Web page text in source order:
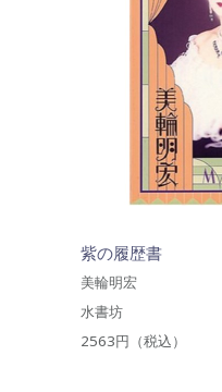
紫の履歴書
美輪明宏
水書坊
2563円（税込）